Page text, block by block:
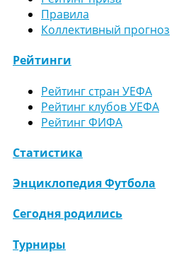
Правила
Коллективный прогноз
Рейтинги
Рейтинг стран УЕФА
Рейтинг клубов УЕФА
Рейтинг ФИФА
Статистика
Энциклопедия Футбола
Сегодня родились
Турниры